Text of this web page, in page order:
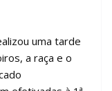
uma tarde
a raça e o